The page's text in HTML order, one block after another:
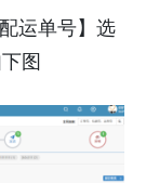
运单号】选
图